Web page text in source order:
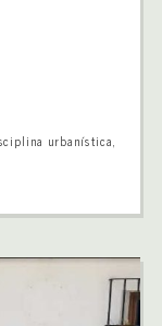
urbanística,